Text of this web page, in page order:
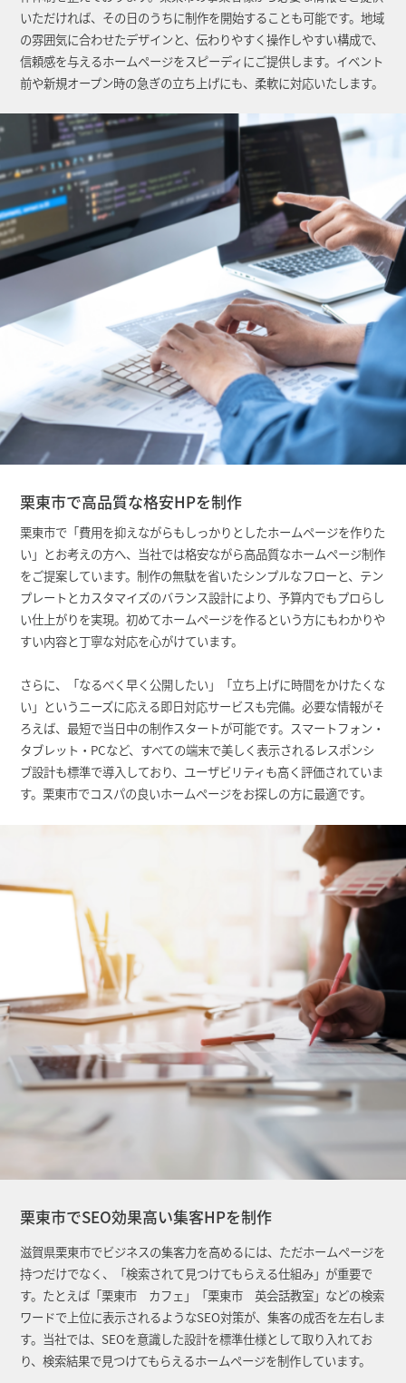
いただければ、その日のうちに制作を開始することも可能です。地域
の雰囲気に合わせたデザインと、伝わりやすく操作しやすい構成で、
信頼感を与えるホームページをスピーディにご提供します。イベント
前や新規オープン時の急ぎの立ち上げにも、柔軟に対応いたします。
栗東市で高品質な格安HPを制作
栗東市で「費用を抑えながらもしっかりとしたホームページを作りた
い」とお考えの方へ、当社では格安ながら高品質なホームページ制作
をご提案しています。制作の無駄を省いたシンプルなフローと、テン
プレートとカスタマイズのバランス設計により、予算内でもプロらし
い仕上がりを実現。初めてホームページを作るという方にもわかりや
すい内容と丁寧な対応を心がけています。
さらに、「なるべく早く公開したい」「立ち上げに時間をかけたくな
い」というニーズに応える即日対応サービスも完備。必要な情報がそ
ろえば、最短で当日中の制作スタートが可能です。スマートフォン・
タブレット・PCなど、すべての端末で美しく表示されるレスポンシ
ブ設計も標準で導入しており、ユーザビリティも高く評価されていま
す。栗東市でコスパの良いホームページをお探しの方に最適です。
栗東市でSEO効果高い集客HPを制作
滋賀県栗東市でビジネスの集客力を高めるには、ただホームページを
持つだけでなく、「検索されて見つけてもらえる仕組み」が重要で
す。たとえば「栗東市 カフェ」「栗東市 英会話教室」などの検索
ワードで上位に表示されるようなSEO対策が、集客の成否を左右しま
す。当社では、SEOを意識した設計を標準仕様として取り入れてお
り、検索結果で見つけてもらえるホームページを制作しています。